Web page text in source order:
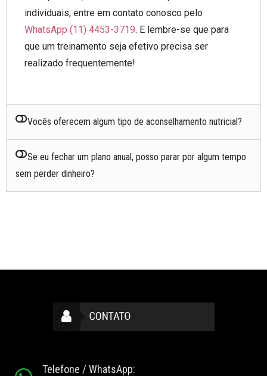
individuais, entre em contato conosco pelo
WhatsApp (11) 4453-3719. E lembre-se que para
que um treinamento seja efetivo precisa ser
realizado frequentemente!
Vocês oferecem algum tipo de aconselhamento nutricial?
Se eu fechar um plano anual, posso parar por algum tempo
sem perder dinheiro?
Telefone / WhatsApp: